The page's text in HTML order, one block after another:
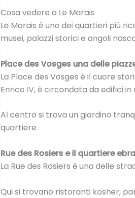
Cosa vedere a Le Marais
Le Marais è uno dei quartieri più
musei, palazzi storici e angoli
Place des Vosges una delle
La Place des Vosges è il cuore
Enrico IV, è circondata da edifici
Al centro si trova un giardino
quartiere.
Rue des Rosiers e il quartiere
La Rue des Rosiers è una delle
Qui si trovano ristoranti kosher,